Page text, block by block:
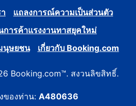
แถลงการณ์ความเป็นส่วนตัว
ารค้าแรงงานทาสยุคใหม่
นุษยชน
เกี่ยวกับ Booking.com
Booking.com™. สงวนลิขสิทธิ์.
ของท่าน: A480636